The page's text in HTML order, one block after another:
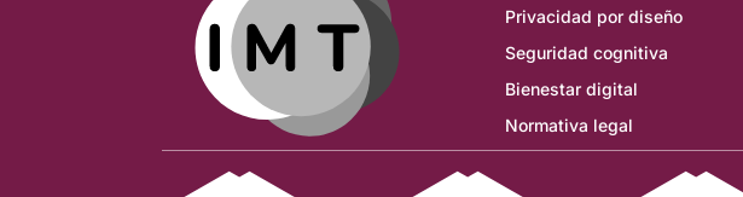
Privacidad por diseño
Seguridad cognitiva
Bienestar digital
Normativa legal